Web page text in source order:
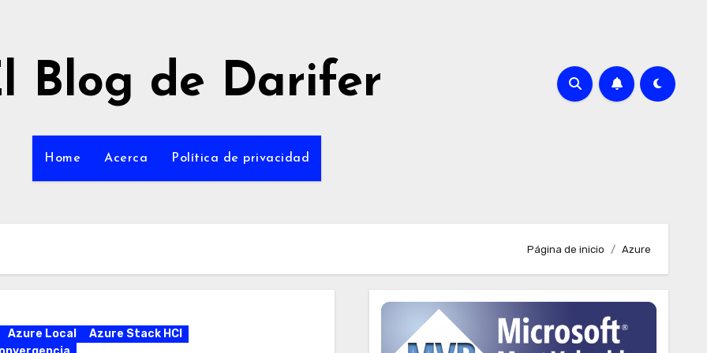
Blog de Darifer
Home Acerca Política de privacidad
Página de inicio Azure
Azure Local
Azure Stack HCI